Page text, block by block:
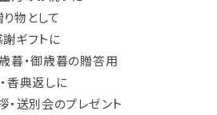
物として
ギフトに
暮・御歳暮の贈答用
香典返しに
・送別会のプレゼント